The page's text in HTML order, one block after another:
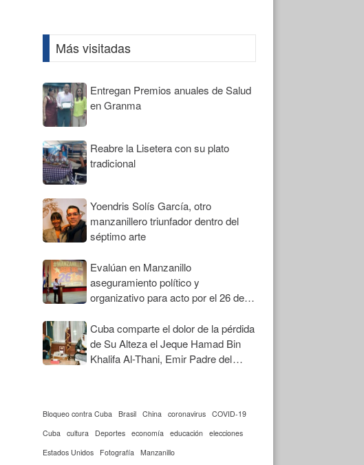
Más visitadas
Entregan Premios anuales de Salud
en Granma
Reabre la Lisetera con su plato
tradicional
Yoendris Solís García, otro
manzanillero triunfador dentro del
séptimo arte
Evalúan en Manzanillo
aseguramiento político y
organizativo para acto por el 26 de
Cuba comparte el dolor de la pérdida
de Su Alteza el Jeque Hamad Bin
Khalifa Al-Thani, Emir Padre del
Bloqueo contra Cuba Brasil China coronavirus COVID-19
Cuba
cultura Deportes economía educación elecciones
Estados Unidos
Fotografía
Manzanillo